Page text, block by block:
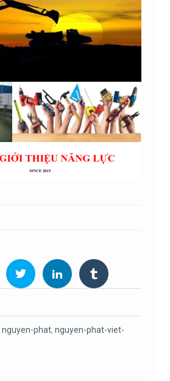
nguyen-phat, nguyen-phat-viet-